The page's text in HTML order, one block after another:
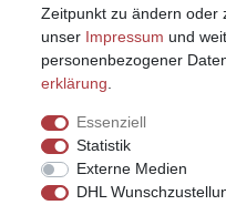
Zeitpunkt zu ändern oder
unser Impressum und
personenbezogener
erklärung
Essenziell
Statistik
Externe Medien
DHL